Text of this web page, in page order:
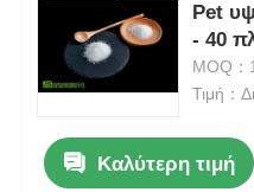
Pet
- 40
MOQ：
Τιμή：
Καλύτερη τιμή